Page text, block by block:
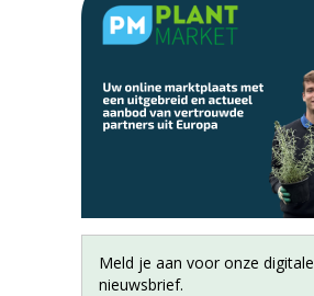
Meld je aan voor onze digitale
nieuwsbrief.